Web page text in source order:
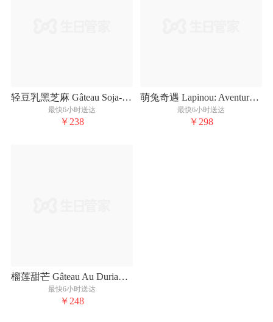
轻豆乳黑芝麻 Gâteau Soja-Sésame Noir
最快6小时送达
￥238
萌兔奇遇 Lapinou: Aventure Magique
最快6小时送达
￥298
榴莲甜芒 Gâteau Au Durian Et à la Mangue
最快6小时送达
￥248